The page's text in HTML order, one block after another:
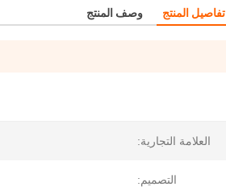
تفاصيل المنتج وصف المنتج
العلامة التجارية:
التصميم: